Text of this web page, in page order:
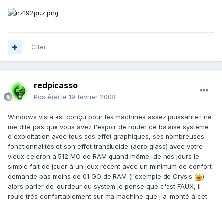
Citer
redpicasso
Posté(e) le 19 février 2008
Windows vista est conçu pour les machines assez puissante ! ne
me dite pas que vous avez l'espoir de rouler ce balaise système
d'exploitation avec tous ses effet graphiques, ses nombreuses
fonctionnalités et son effet translucide (aero glass) avec votre
vieux celeron à 512 MO de RAM quand même, de nos jours le
simple fait de jouer à un jeux récent avec un minimum de confort
demande pas moins de 01 GO de RAM (l'exemple de Crysis
)
alors parler de lourdeur du system je pense que c'est FAUX, il
roule trés confortablement sur ma machine que j'ai monté à cet